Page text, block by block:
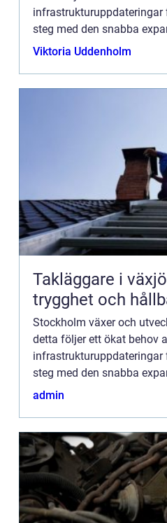
steg med den snabba
spelar en avgörande roll i
Viktoria Uddenholm
Takläggare i växjö kunskap,
trygghet och
Stockholm växer och
detta följer ett ökat behov
steg med den snabba
spelar en avgörande roll i
admin